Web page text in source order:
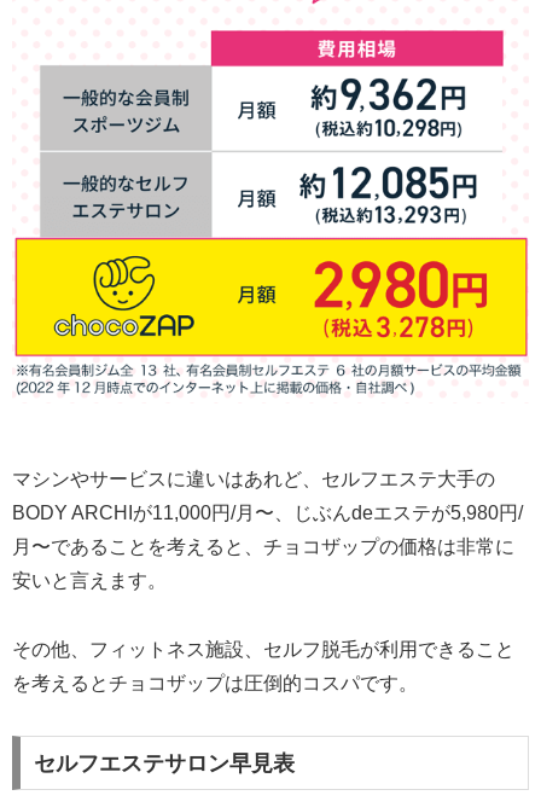
マシンやサービスに違いはあれど、セルフエステ大手の
BODY ARCHIが11,000円/月〜、じぶんdeエステが5,980円/
月〜であることを考えると、チョコザップの価格は非常に
安いと言えます。
その他、フィットネス施設、セルフ脱毛が利用できること
を考えるとチョコザップは圧倒的コスパです。
セルフエステサロン早見表